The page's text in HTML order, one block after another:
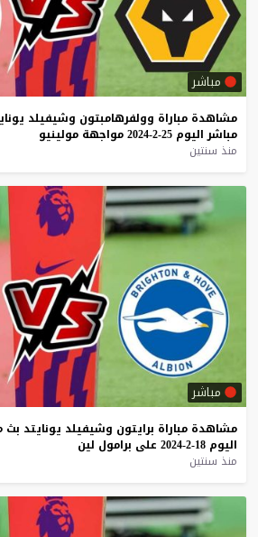
مباشر
مشاهدة مباراة وولفرهامبتون وشيفيلد
مباشر اليوم 25-2-2024 مواجهة مولينيو
منذ سنتين
مباشر
مشاهدة مباراة برايتون وشيفيلد يونايتد بث
اليوم 18-2-2024 على برامول لين
منذ سنتين